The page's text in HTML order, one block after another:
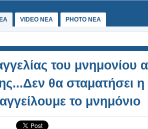
VIDEO NEA PHOTO NEA
του μνημονίου
θα σταματήσει η
το μνημόνιο